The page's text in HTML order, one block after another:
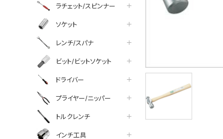
ラチェット/スピンナー
ソケット
レンチ/スパナ
ビット/ビットソケット
ドライバー
プライヤー/ニッパー
トルクレンチ
インチ工具